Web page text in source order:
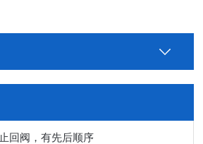
回阀，有先后顺序